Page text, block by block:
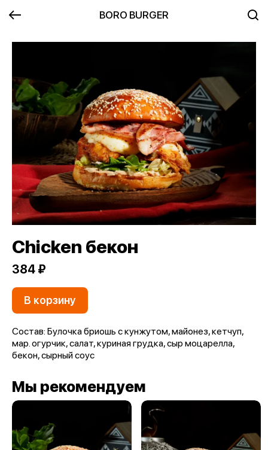
BORO BURGER
Chicken бекон
384 ₽
В корзину
Состав: Булочка бриошь с кунжутом, майонез, кетчуп,
мар. огурчик, салат, куриная грудка, сыр моцарелла,
бекон, сырный соус
Мы рекомендуем